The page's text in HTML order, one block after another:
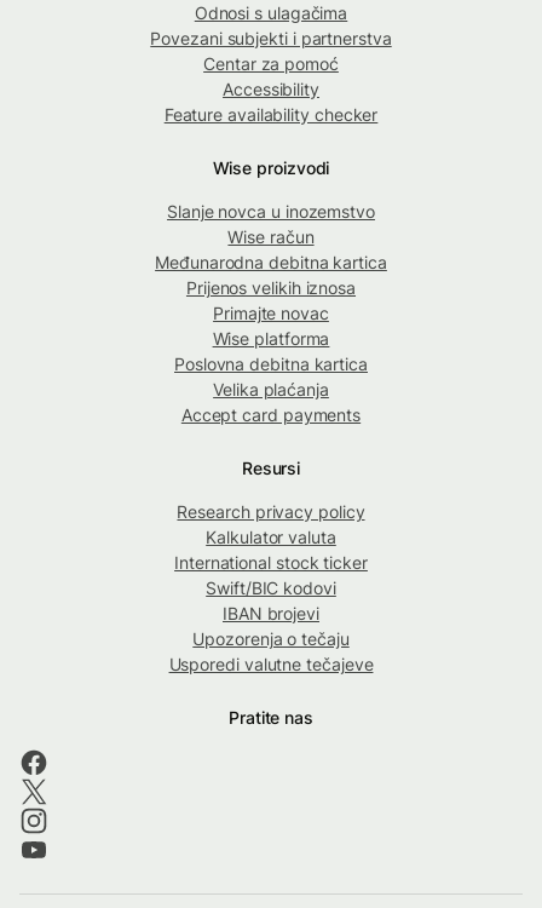
Odnosi s ulagačima
Povezani subjekti i partnerstva
Centar za pomoć
Accessibility
Feature availability checker
Wise proizvodi
Slanje novca u inozemstvo
Wise račun
Međunarodna debitna kartica
Prijenos velikih iznosa
Primajte novac
Wise platforma
Poslovna debitna kartica
Velika plaćanja
Accept card payments
Resursi
Research privacy policy
Kalkulator valuta
International stock ticker
Swift/BIC kodovi
IBAN brojevi
Upozorenja o tečaju
Usporedi valutne tečajeve
Pratite nas